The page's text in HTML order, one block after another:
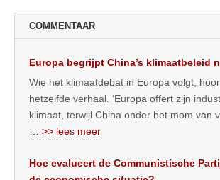
COMMENTAAR
Europa begrijpt China’s klimaatbeleid
Wie het klimaatdebat in Europa volgt,
hetzelfde verhaal. ‘Europa offert zijn
klimaat, terwijl China onder het mom van
… >> lees meer
Hoe evalueert de Communistische